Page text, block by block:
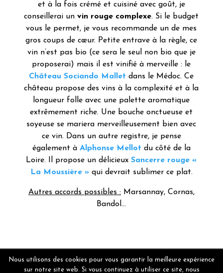
et à la fois crémé et cuisiné avec goût, je
conseillerai unvin rouge complexe. Si le budget
vous le permet, je vous recommande un de mes
gros coups de cœur. Petite entrave à la règle, ce
vin n’est pas bio (ce sera le seul non bio que je
proposerai) mais il est vinifié à merveille : le
Château Sociando Mallet dans le Médoc. Ce
château propose des vins à la complexité et à la
longueur folle avec une palette aromatique
extrêmement riche. Une bouche onctueuse et
soyeuse se mariera merveilleusement bien avec
ce vin. Dans un autre registre, je pense
également à Alphonse Mellot du côté de la
Loire. Il propose un délicieuxSancerre rouge «
La Moussière »qui devrait sublimer ce plat.
Autres accords possibles : Marsannay, Cornas,
Bandol…
Nous utilisons des cookies pour vous garantir la meilleure expérience
sur notre site web. Si vous continuez à utiliser ce site, nous